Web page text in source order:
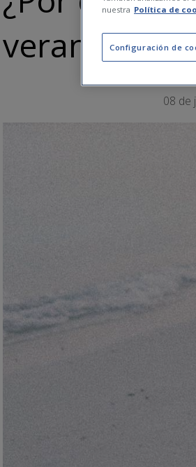
verano?
08 de
nuestra Política de
Configuración de